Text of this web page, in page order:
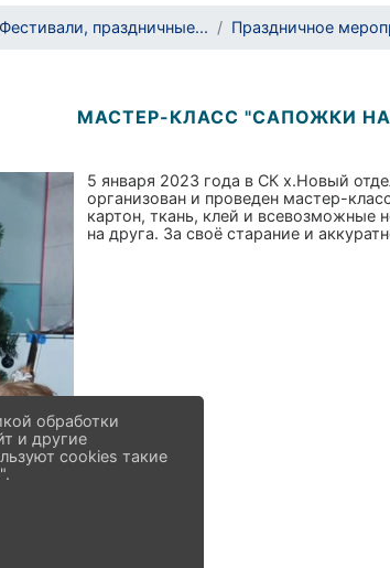
Фестивали, праздничные... Праздничное
МАСТЕР-КЛАСС "САПОЖКИ
5 января 2023 года в СК х.Новый
организован и проведен мастер-
картон, ткань, клей и всевозможные
на друга. За своё старание и
обработки
и другие
cookies такие